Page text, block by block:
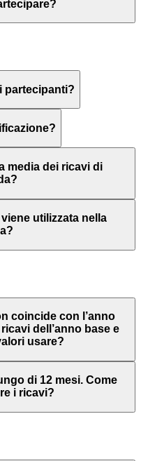
partecipanti?
media dei ricavi di
utilizzata nella
coincide con l’anno
dell’anno base e
usare?
di 12 mesi. Come
i ricavi?